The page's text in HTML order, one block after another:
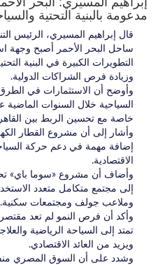
مدعومة بالبنية التحتية
قال إبراهيم المسيري، الرئيس
ساحل البحر الأحمر أصبح وجهة
التطويرات الكبيرة في البنية
وزيادة فرص الشراكات الدولية.
وأوضح أن الاستثمارات في الطرق
السياحية خلال السنوات الماضية
خاصة مع تحسين الربط بين
وأشار إلى أن مشروع القطار
إضافة مهمة في دعم حركة
الاقتصادية.
وأضاف أن مشروع «سوما باي»
إلى مجتمع متكامل متعدد
وملاعب جولف ومجتمعات سكنية.
وأكد أن فرص النمو لم تعد
تمتد إلى السياحة الرياضية
ويزيد من العائد الاقتصادي.
وشدد على أن السوق المصري